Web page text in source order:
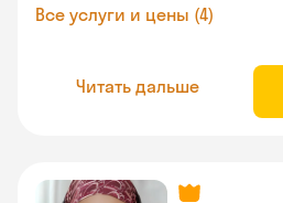
Все услуги и цены (4)
Читать дальше